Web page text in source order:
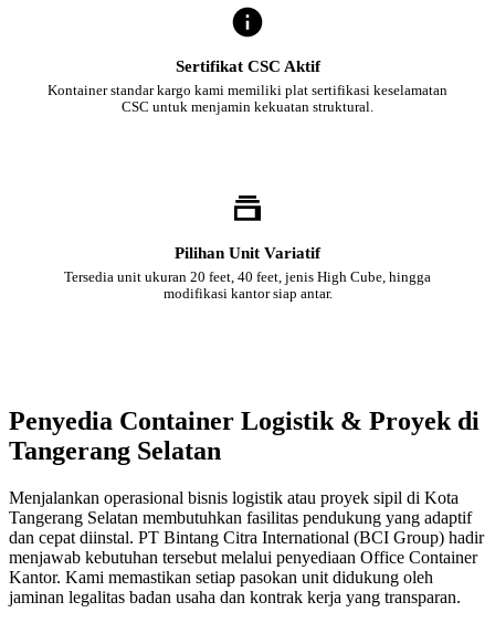
Sertifikat CSC Aktif
Kontainer standar kargo kami memiliki plat sertifikasi keselamatan
CSC untuk menjamin kekuatan struktural.
Pilihan Unit Variatif
Tersedia unit ukuran 20 feet, 40 feet, jenis High Cube, hingga
modifikasi kantor siap antar.
Penyedia Container Logistik & Proyek di
Tangerang Selatan
Menjalankan operasional bisnis logistik atau proyek sipil di Kota
Tangerang Selatan membutuhkan fasilitas pendukung yang adaptif
dan cepat diinstal. PT Bintang Citra International (BCI Group) hadir
menjawab kebutuhan tersebut melalui penyediaan Office Container
Kantor. Kami memastikan setiap pasokan unit didukung oleh
jaminan legalitas badan usaha dan kontrak kerja yang transparan.